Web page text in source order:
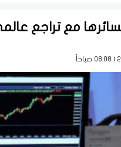
مع تراجع